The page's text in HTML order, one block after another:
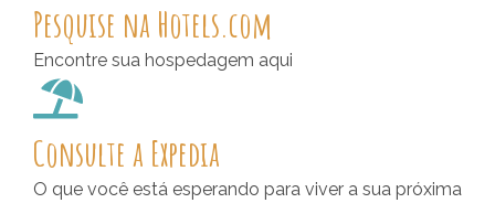
Pesquise na Hotels.com
Encontre sua hospedagem aqui
Consulte a Expedia
O que você está esperando para viver a sua próxima